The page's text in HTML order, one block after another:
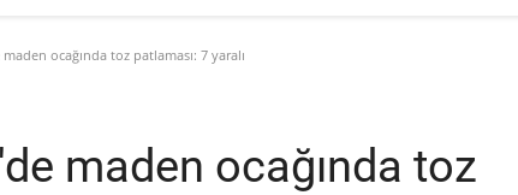
ocağında toz patlaması: 7 yaralı
maden ocağında toz